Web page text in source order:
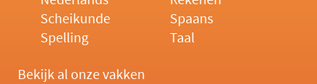
Scheikunde
Spaans
Spelling
Taal
Bekijk al onze vakken